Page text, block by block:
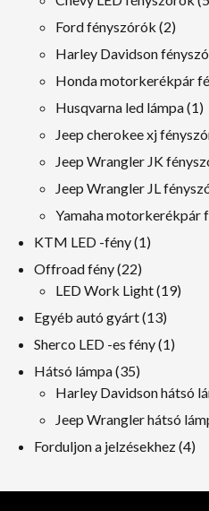
Ford fényszórók 22
Harley Davidson
Honda motorkerékpár
Husqvarna led lámpa 11
Jeep cherokee xj
Jeep Wrangler JK
Jeep Wrangler JL
Yamaha motorkerékpár
KTM LED -fény 11
Offroad fény 2222
termékek
LED Work Light 1919
Egyéb autó gyárt 1313
Sherco LED -es fény 11
Hátsó lámpa 3535
termékek
Harley Davidson hátsó
Jeep Wrangler hátsó
Forduljon a jelzésekhez 44